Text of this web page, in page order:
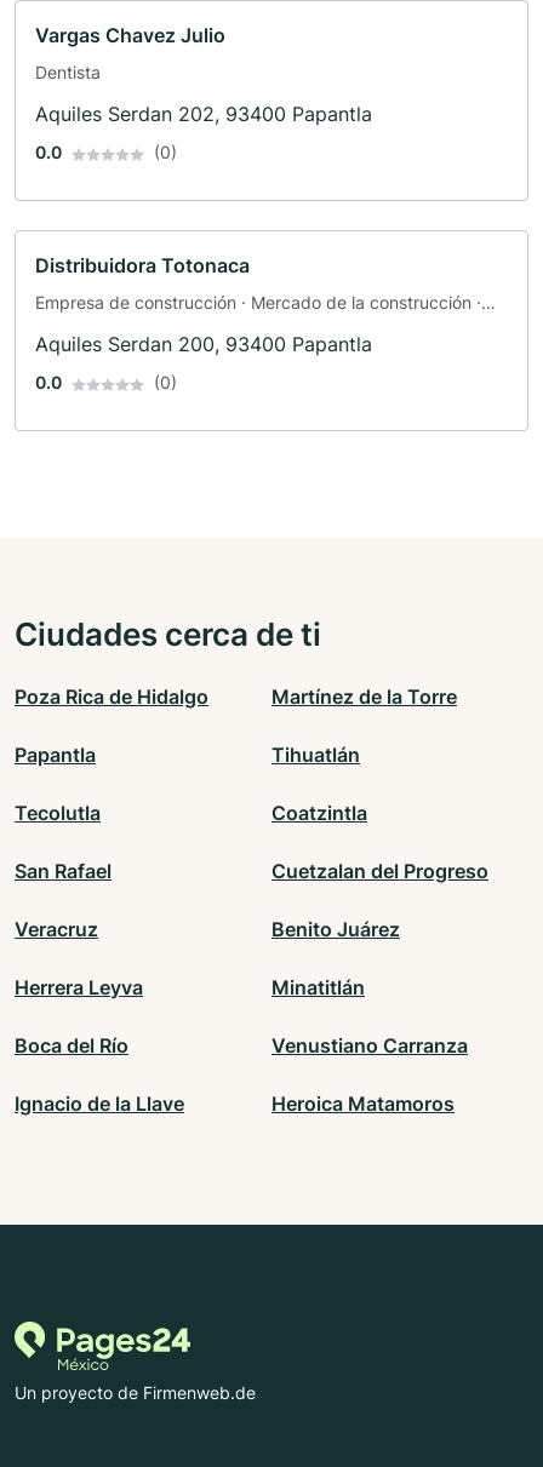
Vargas Chavez Julio
Dentista
Aquiles Serdan 202, 93400 Papantla
0.0 (0)
Distribuidora Totonaca
Empresa de construcción · Mercado de la construcción ·
construcción · Mayorista · Centro comercial
Aquiles Serdan 200, 93400 Papantla
0.0 (0)
Ciudades cerca de ti
Poza Rica de Hidalgo Martínez de la Torre
Papantla Tihuatlán
Tecolutla Coatzintla
San Rafael Cuetzalan del Progreso
Veracruz Benito Juárez
Herrera Leyva Minatitlán
Boca del Río Venustiano Carranza
Ignacio de la Llave Heroica Matamoros
Un proyecto de Firmenweb.de